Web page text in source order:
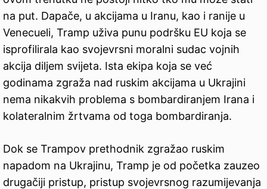
na put. Dapače, u akcijama u Iranu, kao i ranije u
Venecueli, Tramp uživa punu podršku EU koja se
isprofilirala kao svojevrsni moralni sudac vojnih
akcija diljem svijeta. Ista ekipa koja se već
godinama zgraža nad ruskim akcijama u Ukrajini
nema nikakvih problema s bombardiranjem Irana i
kolateralnim žrtvama od toga bombardiranja.
Dok se Trampov prethodnik zgražao ruskim
napadom na Ukrajinu, Tramp je od početka zauzeo
drugačiji pristup, pristup svojevrsnog razumijevanja